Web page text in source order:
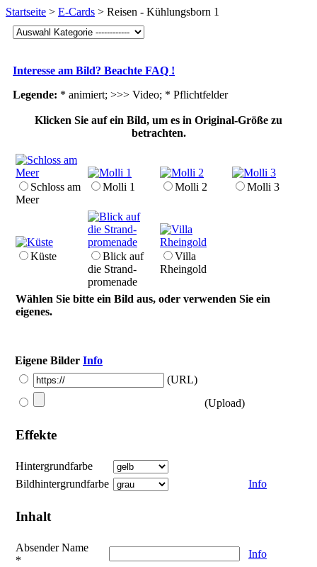
Startseite > E-Cards > Reisen - Kühlungsborn 1
Interesse am Bild? Beachte FAQ !
Legende: * animiert; >>> Video; * Pflichtfelder
Klicken Sie auf ein Bild, um es in Original-Größe zu
betrachten.
Schloss am
Meer
Molli 1 Molli 2 Molli 3
Küste
Blick auf
die Strand­
promenade
Villa
Rheingold
Wählen Sie bitte ein Bild aus, oder verwenden Sie ein
eigenes.
Eigene Bilder Info
(URL)
(Upload)
Effekte
Hintergrundfarbe
Bildhintergrundfarbe
Info
Inhalt
Absender Name
*
Info